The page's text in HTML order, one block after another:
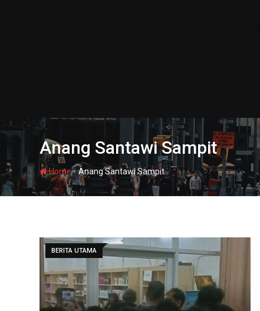
Anang Santawi Sampit
Home-Anang Santawi Sampit
BERITA UTAMA